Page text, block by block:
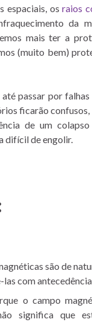
espaciais, osraios
da
mais ter a
(muito bem)
passar por falhas
ficarão confusos,
de um colapso
difícil de engolir.
são de
com antecedência.
o campo
significa que